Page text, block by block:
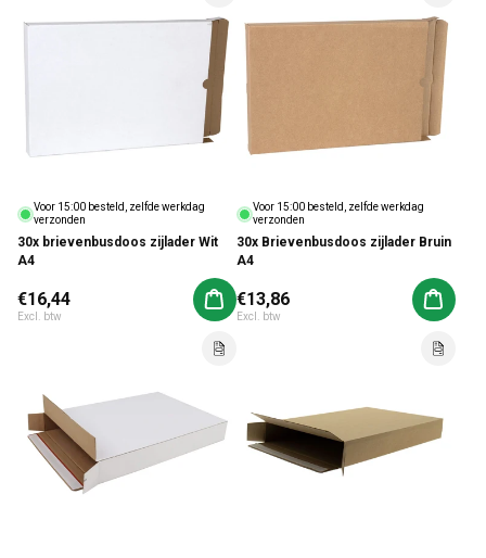
Voor 15:00 besteld, zelfde werkdag
verzonden
30x brievenbusdoos zijlader Wit
A4
Normale prijs
€16,44
Excl. btw
Aan winkelwagen toevoegen
Voor 15:00 besteld, zelfde werkdag
verzonden
30x Brievenbusdoos zijlader Bruin
A4
Normale prijs
€13,86
Excl. btw
Aan